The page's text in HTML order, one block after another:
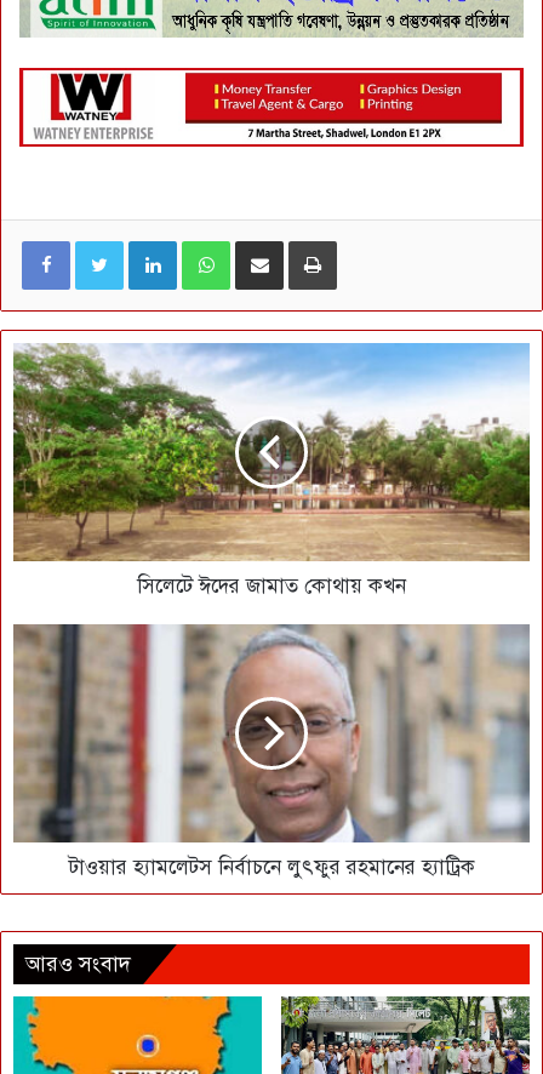
LinkedIn WhatsApp ই-মেইলে শেয়ার করুন
সিলেটে ঈদের জামাত কোথায় কখন
টাওয়ার হ্যামলেটস নির্বাচনে লুৎফুর রহমানের হ্যাট্রিক
আরও সংবাদ